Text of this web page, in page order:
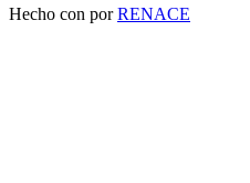
Hecho con porRENACE